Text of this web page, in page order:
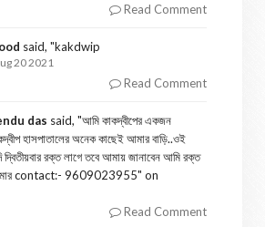
Read Comment
said, "kakdwip
20 2021
Read Comment
das said, "আমি কাকদ্বীপের একজন
হাসপাতালের অনেক কাছেই আমার বাড়ি..ওই
দ্বিতীয়বার রক্ত লাগে তবে আমায় জানাবেন আমি রক্ত
contact:- 9609023955" on
Read Comment